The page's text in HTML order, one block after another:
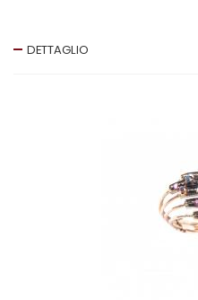
DETTAGLIO